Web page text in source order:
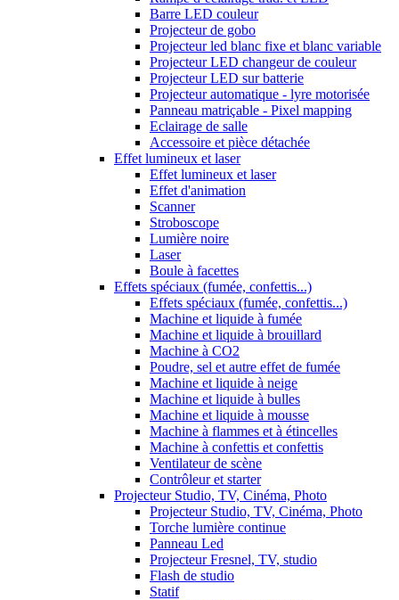
Barre LED couleur
Projecteur de gobo
Projecteur led blanc fixe et blanc variable
Projecteur LED changeur de couleur
Projecteur LED sur batterie
Projecteur automatique - lyre motorisée
Panneau matriçable - Pixel mapping
Eclairage de salle
Accessoire et pièce détachée
Effet lumineux et laser
Effet lumineux et laser
Effet d'animation
Scanner
Stroboscope
Lumière noire
Laser
Boule à facettes
Effets spéciaux (fumée, confettis...)
Effets spéciaux (fumée, confettis...)
Machine et liquide à fumée
Machine et liquide à brouillard
Machine à CO2
Poudre, sel et autre effet de fumée
Machine et liquide à neige
Machine et liquide à bulles
Machine et liquide à mousse
Machine à flammes et à étincelles
Machine à confettis et confettis
Ventilateur de scène
Contrôleur et starter
Projecteur Studio, TV, Cinéma, Photo
Projecteur Studio, TV, Cinéma, Photo
Torche lumière continue
Panneau Led
Projecteur Fresnel, TV, studio
Flash de studio
Statif